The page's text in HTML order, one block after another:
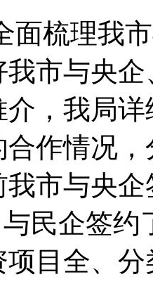
理我市
我市与央
，我局
作情况
我市与央
民企签
目全、